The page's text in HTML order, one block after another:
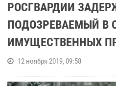
РОСГВАРДИИ
ПОДОЗРЕВАЕМЫЙ В
ИМУЩЕСТВЕННЫХ
12 ноября 2019, 09:58